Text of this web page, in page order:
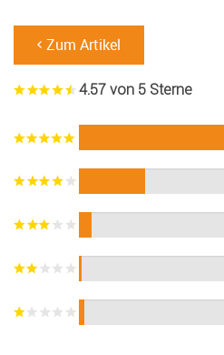
Zum Artikel
4.57 von 5 Sterne